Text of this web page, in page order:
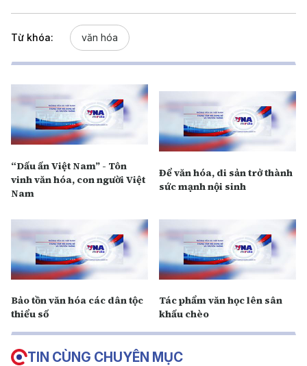
Từ khóa: văn hóa
“Dấu ấn Việt Nam” - Tôn
vinh văn hóa, con người Việt
Nam
Để văn hóa, di sản trở thành
sức mạnh nội sinh
Bảo tồn văn hóa các dân tộc
thiểu số
Tác phẩm văn học lên sân
khấu chèo
TIN CÙNG CHUYÊN MỤC